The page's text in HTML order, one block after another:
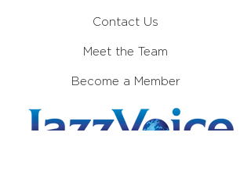
Contact Us
Meet the Team
Become a Member